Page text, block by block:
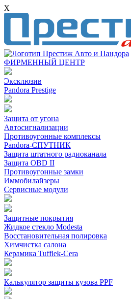
X
ФИРМЕННЫЙ ЦЕНТР
Эксклюзив
Pandora Prestige
Защита от угона
Автосигнализации
Противоугонные комплексы
Pandora-СПУТНИК
Защита штатного радиоканала
Защита OBD II
Противоугонные замки
Иммобилайзеры
Сервисные модули
Защитные покрытия
Жидкое стекло Modesta
Восстановительная полировка
Химчистка салона
Керамика Tufflek-Cera
Калькулятор защиты кузова PPF